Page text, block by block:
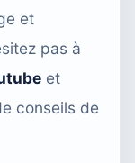
et
pas à
et
conseils de